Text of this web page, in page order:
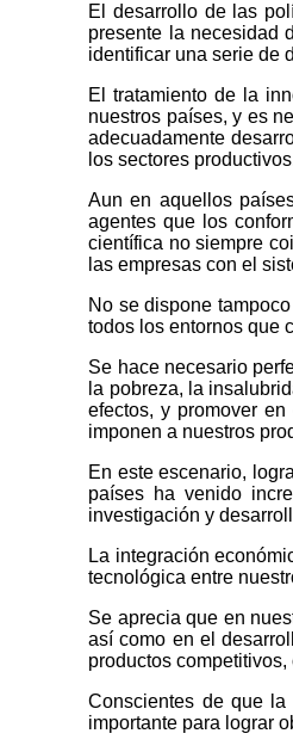
El desarrollo de las
presente la necesidad
identificar una serie de
El tratamiento de la
nuestros países, y es
adecuadamente
los sectores
Aun en aquellos
agentes que los
científica no siempre
las empresas con el
No se dispone
todos los entornos que
Se hace necesario
la pobreza, la
efectos, y promover
imponen a nuestros
En este escenario,
países ha venido
investigación y
La integración
tecnológica entre
Se aprecia que en
así como en el
productos
Conscientes de que
importante para lograr